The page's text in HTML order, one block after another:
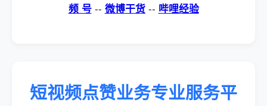
频 号-- 微博干货-- 哔哩经验
短视频点赞业务专业服务平